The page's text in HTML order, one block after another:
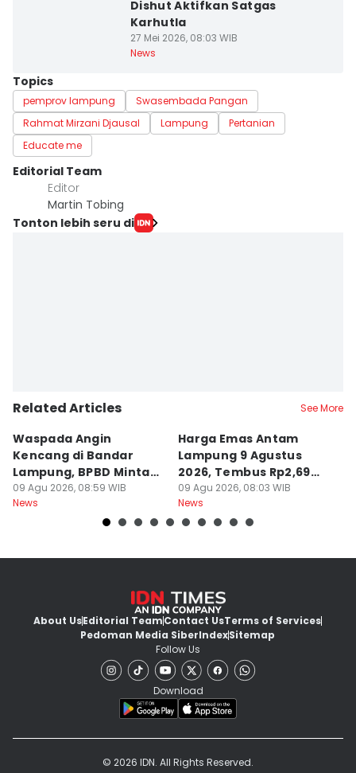
Dishut Aktifkan Satgas
Karhutla
27 Mei 2026, 08:03 WIB
News
Topics
pemprov lampung
Swasembada Pangan
Rahmat Mirzani Djausal
Lampung
Pertanian
Educate me
Editorial Team
Editor
Martin Tobing
Tonton lebih seru di
Related Articles See More
Waspada Angin
Kencang di Bandar
Lampung, BPBD Minta
Warga Berhati-Hati
09 Agu 2026, 08:59 WIB
News
Harga Emas Antam
Lampung 9 Agustus
2026, Tembus Rp2,69
Juta
09 Agu 2026, 08:03 WIB
News
About UsEditorial TeamContact UsTerms of Services
Pedoman Media SiberIndexSitemap
Follow Us
Download
© 2026 IDN. All Rights Reserved.